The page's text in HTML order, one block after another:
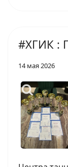
#ХГИК :
14 мая 2026